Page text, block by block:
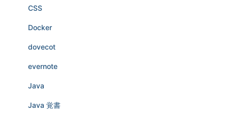
CSS
Docker
dovecot
evernote
Java
Java 覚書